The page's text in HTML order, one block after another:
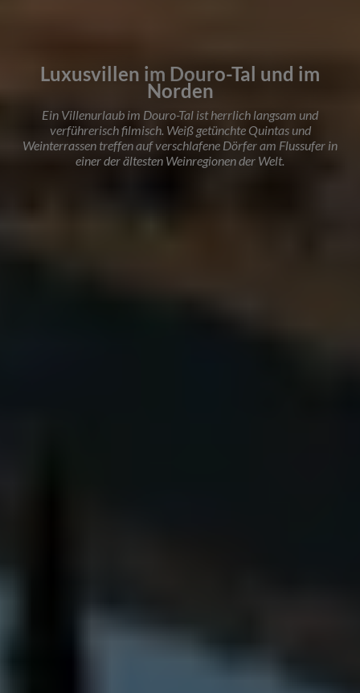
Luxusvillen im Douro-Tal und im
Norden
Ein Villenurlaub im Douro-Tal ist herrlich langsam und
verführerisch filmisch. Weiß getünchte Quintas und
Weinterrassen treffen auf verschlafene Dörfer am Flussufer in
einer der ältesten Weinregionen der Welt.